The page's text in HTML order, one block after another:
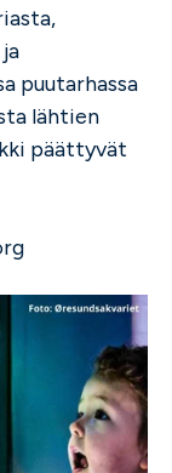
puutarhassa
lähtien
päättyvät